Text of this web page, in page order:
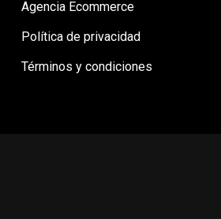
Agencia Ecommerce
Política de privacidad
Términos y condiciones